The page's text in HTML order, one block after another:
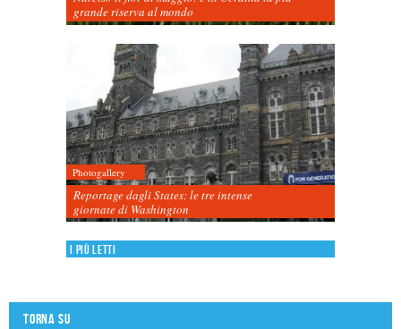
grande riserva al mondo
Photogallery
Reportage dagli States: le tre intense
giornate di Washington
I più letti
Torna su